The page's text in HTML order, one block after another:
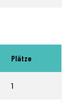
Plätze
1